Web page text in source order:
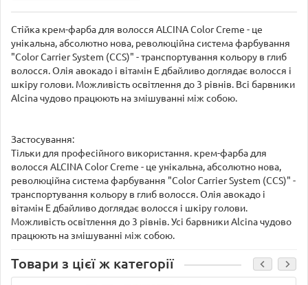
Стійка крем-фарба для волосся ALCINA Color Creme - це
унікальна, абсолютно нова, революційна система фарбування
"Color Carrier System (CCS)" - транспортування кольору в глиб
волосся. Олія авокадо і вітамін Е дбайливо доглядає волосся і
шкіру голови. Можливість освітлення до 3 рівнів. Всі барвники
Alcina чудово працюють на змішуванні між собою.
Застосування:
Тільки для професійного використання. крем-фарба для
волосся ALCINA Color Creme - це унікальна, абсолютно нова,
революційна система фарбування "Color Carrier System (CCS)" -
транспортування кольору в глиб волосся. Олія авокадо і
вітамін Е дбайливо доглядає волосся і шкіру голови.
Можливість освітлення до 3 рівнів. Усі барвники Alcina чудово
працюють на змішуванні між собою.
Товари з цієї ж категорії